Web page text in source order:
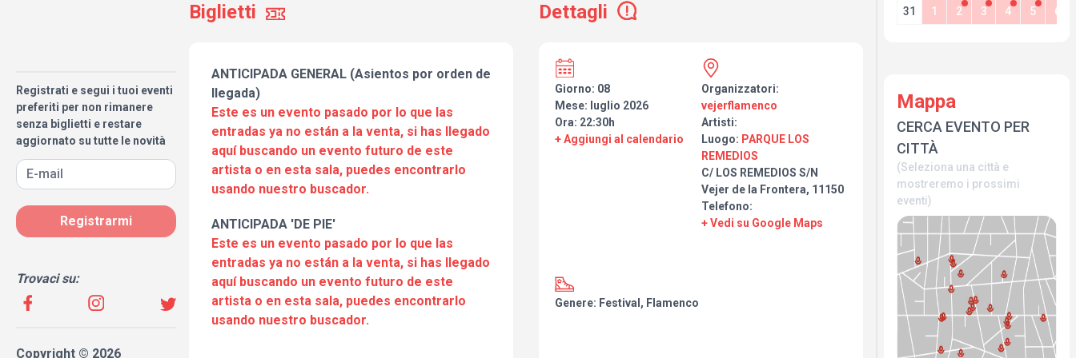
Registrati e segui i tuoi eventi
preferiti per non rimanere
senza biglietti e restare
aggiornato su tutte le novità
Registrarmi
Trovaci su:
Copyright © 2026
Biglietti Dettagli
ANTICIPADA GENERAL (Asientos por orden de
llegada)
Este es un evento pasado por lo que las
entradas ya no están a la venta, si has llegado
aquí buscando un evento futuro de este
artista o en esta sala, puedes encontrarlo
usando nuestro buscador.
ANTICIPADA 'DE PIE'
Este es un evento pasado por lo que las
entradas ya no están a la venta, si has llegado
aquí buscando un evento futuro de este
artista o en esta sala, puedes encontrarlo
usando nuestro buscador.
Giorno: 08
Mese: luglio 2026
Ora: 22:30h
+ Aggiungi al calendario
Organizzatori:
vejerflamenco
Artisti:
Luogo: PARQUE LOS
REMEDIOS
C/ LOS REMEDIOS S/N
Vejer de la Frontera, 11150
Telefono:
+ Vedi su Google Maps
Genere: Festival, Flamenco
31 1 2 3 4 5 6
Mappa
CERCA EVENTO PER
CITTÀ
(Seleziona una città e
mostreremo i prossimi
eventi)